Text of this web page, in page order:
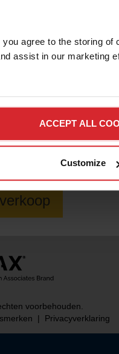
agree to the storing
assist in our marketing
ACCEPT ALL
Customize
MAXIEM
voorbehouden.
| Privacyverklaring